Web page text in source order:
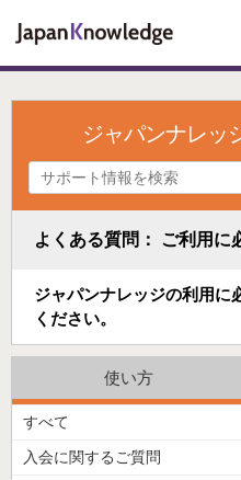
ジャパンナレッ
よくある質問： ご利用に
ジャパンナレッジの利用に
ください。
使い方
すべて
入会に関するご質問